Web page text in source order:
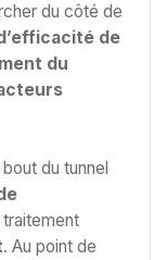
du côté de
de
du
du tunnel
traitement
. Au point de